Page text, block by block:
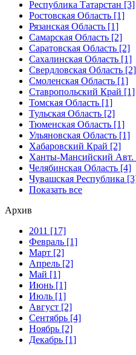
Республика Татарстан [3]
Ростовская Область [1]
Рязанская Область [1]
Самарская Область [2]
Саратовская Область [2]
Сахалинская Область [1]
Свердловская Область [2]
Смоленская Область [1]
Ставропольский Край [1]
Томская Область [1]
Тульская Область [2]
Тюменская Область [1]
Ульяновская Область [1]
Хабаровский Край [2]
Ханты-Мансийский
Челябинская Область [4]
Чувашская Республика
Показать все
Архив
2011 [17]
Февраль [1]
Март [2]
Апрель [2]
Май [1]
Июнь [1]
Июль [1]
Август [2]
Сентябрь [4]
Ноябрь [2]
Декабрь [1]